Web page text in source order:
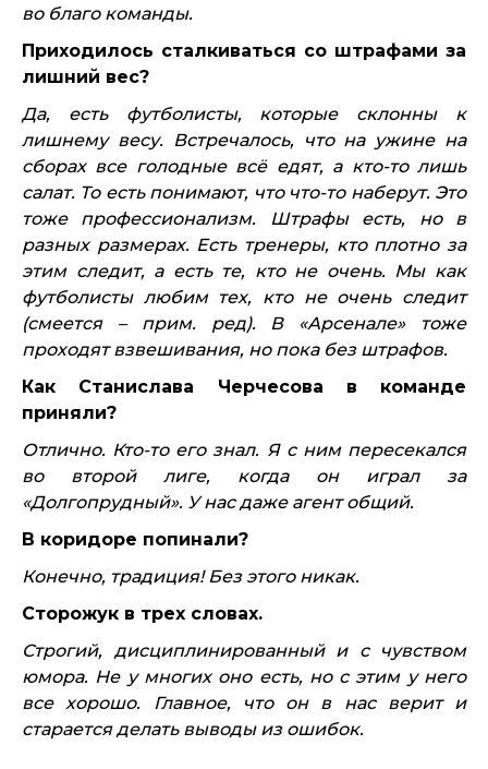
во благо команды.
Приходилось сталкиваться со штрафами за
лишний вес?
Да, есть футболисты, которые склонны к
лишнему весу. Встречалось, что на ужине на
сборах все голодные всё едят, а кто-то лишь
салат. То есть понимают, что что-то наберут. Это
тоже профессионализм. Штрафы есть, но в
разных размерах. Есть тренеры, кто плотно за
этим следит, а есть те, кто не очень. Мы как
футболисты любим тех, кто не очень следит
(смеется – прим. ред). В «Арсенале» тоже
проходят взвешивания, но пока без штрафов.
Как Станислава Черчесова в команде
приняли?
Отлично. Кто-то его знал. Я с ним пересекался
во второй лиге, когда он играл за
«Долгопрудный». У нас даже агент общий.
В коридоре попинали?
Конечно, традиция! Без этого никак.
Сторожук в трех словах.
Строгий, дисциплинированный и с чувством
юмора. Не у многих оно есть, но с этим у него
все хорошо. Главное, что он в нас верит и
старается делать выводы из ошибок.